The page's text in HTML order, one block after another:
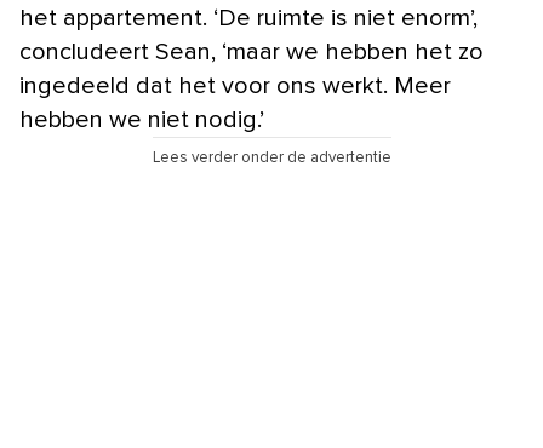
het appartement. ‘De ruimte is niet enorm’,
concludeert Sean, ‘maar we hebben het zo
ingedeeld dat het voor ons werkt. Meer
hebben we niet nodig.’
Lees verder onder de advertentie